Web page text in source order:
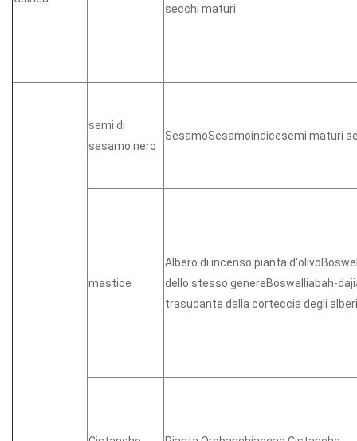
secchi maturi
semi di
sesamo nero
SesamoSesamoindicesemi maturi
mastice
Albero di incenso pianta
dello stesso genereBoswelliabah-
trasudante dalla corteccia degli alberi